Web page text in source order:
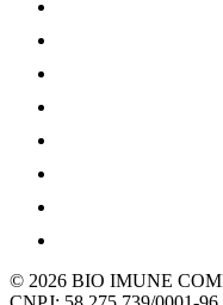
© 2026 BIO IMUNE